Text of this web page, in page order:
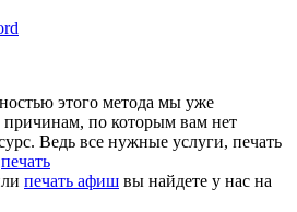
этого метода мы уже
причинам, по которым вам нет
Ведь все нужные услуги, печать
печать
печать афиш вы найдете у нас на